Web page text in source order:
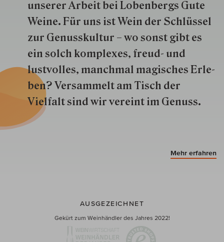
unserer Arbeit bei Lobenbergs Gute
Weine. Für uns ist Wein der Schlüs­sel
zur Genuss­kultur – wo sonst gibt es
ein solch kom­plexes, freud- und
lustvolles, manchmal ma­gisch­es Er­le­
ben? Versammelt am Tisch der
Vielfalt sind wir ver­eint im Genuss.
Mehr erfahren
AUSGEZEICHNET
Gekürt zum Weinhändler des Jahres 2022!